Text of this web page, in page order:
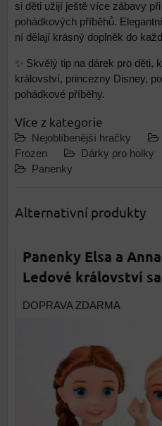
si děti užijí ještě více zábavy
pohádkových příběhů.
ní dělají krásný doplněk do
✨ Skvělý tip na dárek pro děti,
království, princezny Disney,
pohádkové příběhy.
Více z kategorie
Nejoblíbenější hračky
Frozen
Dárky pro holky
Panenky
Alternativní produkty
Panenky Elsa a
Ledové království
DOPRAVA ZDARMA